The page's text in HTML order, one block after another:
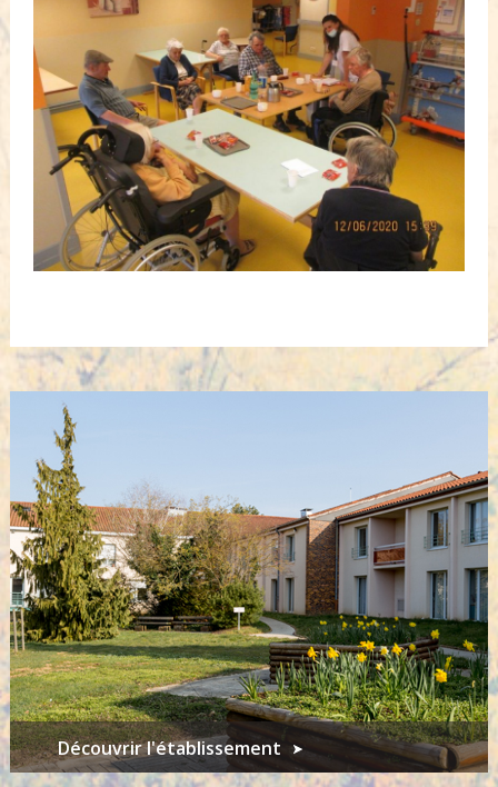
Découvrir l'établissement